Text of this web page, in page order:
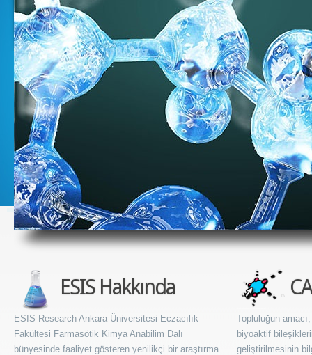
ESIS Hakkında
ESIS Research Ankara Üniversitesi Eczacılık
Fakültesi Farmasötik Kimya Anabilim Dalı
bünyesinde faaliyet gösteren yenilikçi bir araştırma
Topluluğun
biyoaktif
geliştirilmesinin